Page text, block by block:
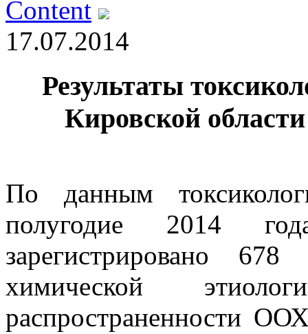
Content
17.07.2014
Результаты
Кировской области
По данным
полугодие 2014
зарегистрировано
химической
распространенности